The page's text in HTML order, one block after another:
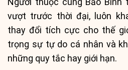
vượt trước thời đại, luôn
thay đổi tích cực cho thế
trọng sự tự do cá nhân và
những quy tắc hay giới hạn.